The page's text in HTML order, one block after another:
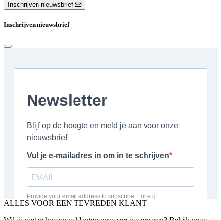
Inschrijven nieuwsbrief
Inschrijven nieuwsbrief
ALLES VOOR EEN TEVREDEN KLANT